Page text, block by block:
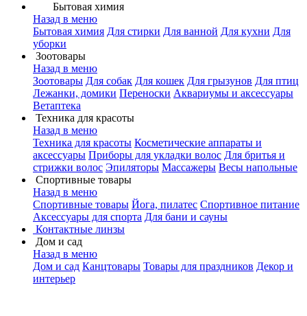
Бытовая химия
Назад в меню
Бытовая химия Для стирки Для ванной Для кухни Для
уборки
Зоотовары
Назад в меню
Зоотовары Для собак Для кошек Для грызунов Для птиц
Лежанки, домики Переноски Аквариумы и аксессуары
Ветаптека
Техника для красоты
Назад в меню
Техника для красоты Косметические аппараты и
аксессуары Приборы для укладки волос Для бритья и
стрижки волос Эпиляторы Массажеры Весы напольные
Спортивные товары
Назад в меню
Спортивные товары Йога, пилатес Спортивное питание
Аксессуары для спорта Для бани и сауны
Контактные линзы
Дом и сад
Назад в меню
Дом и сад Канцтовары Товары для праздников Декор и
интерьер